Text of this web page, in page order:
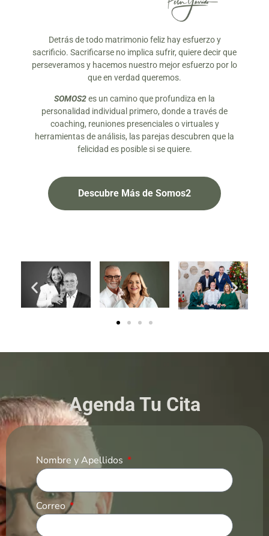
Detrás de todo matrimonio feliz hay esfuerzo y
sacrificio. Sacrificarse no implica sufrir, quiere decir que
perseveramos y hacemos nuestro mejor esfuerzo por lo
que en verdad queremos.
SOMOS2es un camino que profundiza en la
personalidad individual primero, donde a través de
coaching, reuniones presenciales o virtuales y
herramientas de análisis, las parejas descubren que la
felicidad es posible si se quiere.
Descubre Más de Somos2
Agenda Tu Cita
Nombre y Apellidos
Correo